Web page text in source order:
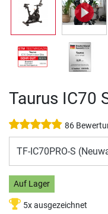
Taurus IC70
86
TF-IC70PRO-S
Auf Lager
5x ausgezeichnet